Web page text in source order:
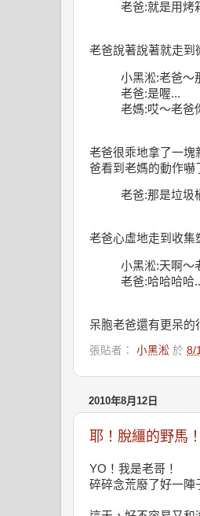
老爸:就是用烤
老爸說著說著就走到
小黑淞:老爸～
老爸:是喔...
老媽:哎～老爸
老爸很乖地拿了一塊
爸看到老媽的動作嚇
老爸:那是垃圾
老爸心虛地走到收集
小黑淞:天啊～
老爸:哈哈哈哈..
呆胞老爸還有更呆的
張貼者： 小黑淞 於 8/
2010年8月12日
耶！脫繮的野馬！
YO！我是老哥！
碎碎念荒廢了好一陣